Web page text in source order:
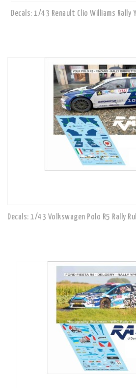
Decals: 1/43 Renault Clio Williams Rally
Decals: 1/43 Volkswagen Polo R5 Rally